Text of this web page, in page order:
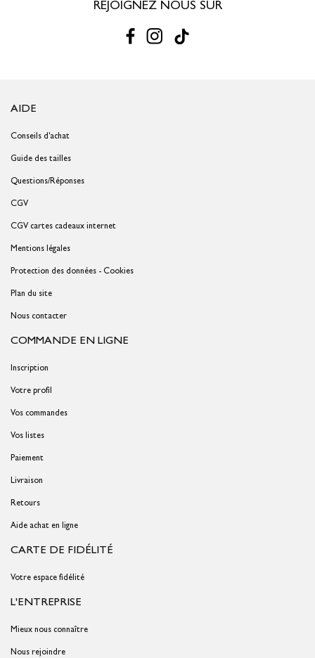
REJOIGNEZ NOUS SUR
AIDE
Conseils d'achat
Guide des tailles
Questions/Réponses
CGV
CGV cartes cadeaux internet
Mentions légales
Protection des données - Cookies
Plan du site
Nous contacter
COMMANDE EN LIGNE
Inscription
Votre profil
Vos commandes
Vos listes
Paiement
Livraison
Retours
Aide achat en ligne
CARTE DE FIDÉLITÉ
Votre espace fidélité
L'ENTREPRISE
Mieux nous connaître
Nous rejoindre